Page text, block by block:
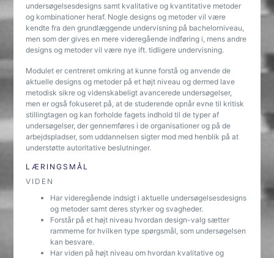
undersøgelsesdesigns samt kvalitative og kvantitative metoder
og kombinationer heraf. Nogle designs og metoder vil være
kendte fra den grundlæggende undervisning på bachelorniveau,
men som der gives en mere videregående indføring i, mens andre
designs og metoder vil være nye ift. tidligere undervisning.
Modulet er centreret omkring at kunne forstå og anvende de
aktuelle designs og metoder på et højt niveau og dermed lave
metodisk sikre og videnskabeligt avancerede undersøgelser,
men er også fokuseret på, at de studerende opnår evne til kritisk
stillingtagen og kan forholde fagets indhold til de typer af
undersøgelser, der gennemføres i de organisationer og på de
arbejdspladser, som uddannelsen sigter mod med henblik på at
understøtte autoritative beslutninger.
LÆRINGSMÅL
VIDEN
Har videregående indsigt i aktuelle undersøgelsesdesigns
og metoder samt deres styrker og svagheder.
Forstår på et højt niveau hvordan design-valg sætter
rammerne for hvilken type spørgsmål, som undersøgelsen
kan besvare.
Har viden på højt niveau om hvordan kvalitative og